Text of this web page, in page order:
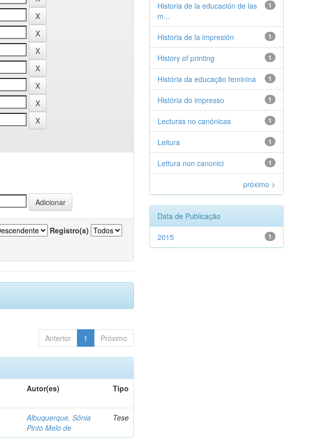
Registro(s)
Anterior 1 Próximo
Autor(es) Tipo
Albuquerque, Sônia
Pinto Melo de
Tese
1
Historia de la educación de las
m...
1
Historia de la impresión
1
History of printing
1
História da educação feminina
1
História do impresso
1
Lecturas no canónicas
1
Leitura
1
Lettura non canonici
próximo >
Data de Publicação
1
2015